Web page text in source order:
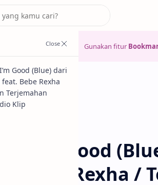
Gunakan fitur
I’m Good
& Bebe Rexha /
Good (Blue) dari
Bebe Rexha
Terjemahan
Klip